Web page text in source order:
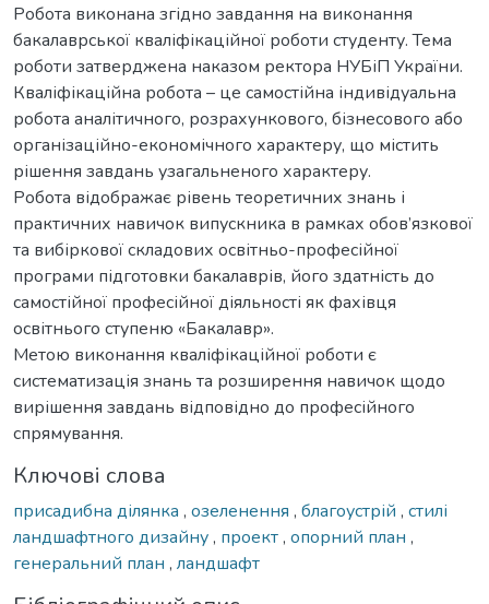
Робота виконана згідно завдання на виконання
бакалаврської кваліфікаційної роботи студенту. Тема
роботи затверджена наказом ректора НУБіП України.
Кваліфікаційна робота – це самостійна індивідуальна
робота аналітичного, розрахункового, бізнесового або
організаційно-економічного характеру, що містить
рішення завдань узагальненого характеру.
Робота відображає рівень теоретичних знань і
практичних навичок випускника в рамках обов’язкової
та вибіркової складових освітньо-професійної
програми підготовки бакалаврів, його здатність до
самостійної професійної діяльності як фахівця
освітнього ступеню «Бакалавр».
Метою виконання кваліфікаційної роботи є
систематизація знань та розширення навичок щодо
вирішення завдань відповідно до професійного
спрямування.
Ключові слова
присадибна ділянка , озеленення , благоустрій , стилі
ландшафтного дизайну, проект, опорний план ,
генеральний план , ландшафт